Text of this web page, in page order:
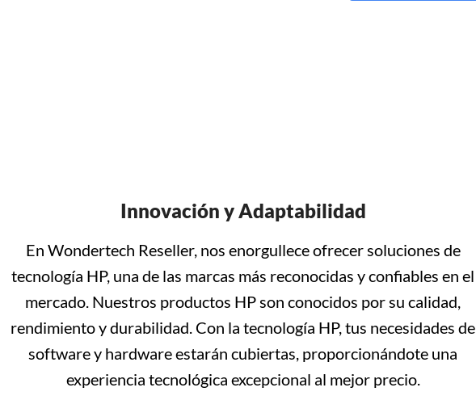
Innovación y Adaptabilidad
En Wondertech Reseller, nos enorgullece ofrecer soluciones de
tecnología HP, una de las marcas más reconocidas y confiables en el
mercado. Nuestros productos HP son conocidos por su calidad,
rendimiento y durabilidad. Con la tecnología HP, tus necesidades de
software y hardware estarán cubiertas, proporcionándote una
experiencia tecnológica excepcional al mejor precio.